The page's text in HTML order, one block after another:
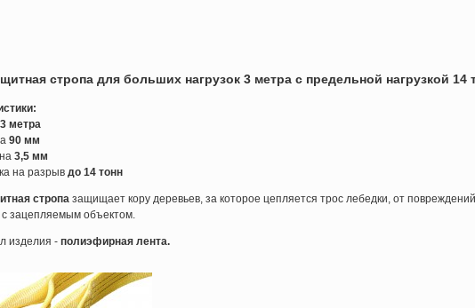
стропа для больших нагрузок 3 метра с предельной нагрузкой 14
3 метра
90 мм
3,5 мм
на разрыв до 14 тонн
стропа защищает кору деревьев, за которое цепляется трос лебедки, от
с зацепляемым объектом.
изделия - полиэфирная лента.